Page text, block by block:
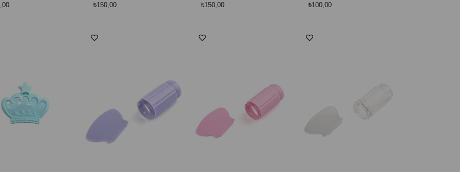
₺150,00
₺150,00
₺100,00